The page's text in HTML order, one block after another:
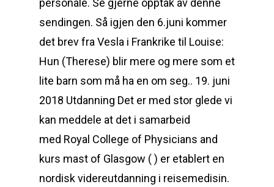
personale. Se gjerne opptak av denne
sendingen. Så igjen den 6.juni kommer
det brev fra Vesla i Frankrike til Louise:
Hun (Therese) blir mere og mere som et
lite barn som må ha en om seg.. 19. juni
2018 Utdanning Det er med stor glede vi
kan meddele at det i samarbeid
med Royal College of Physicians and
kurs mast of Glasgow ( ) er etablert en
nordisk videreutdanning i reisemedisin.